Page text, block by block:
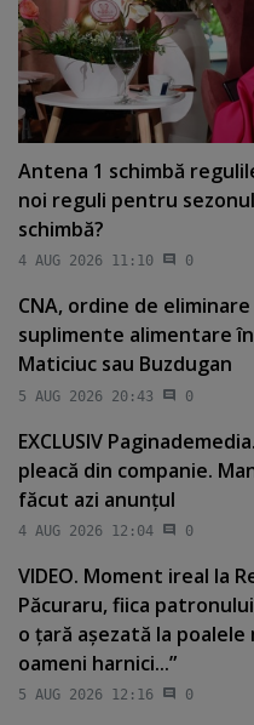
Antena 1 schimbă
noi reguli pentru
schimbă?
4 AUG 2026 11:10 0
CNA, ordine de
suplimente alimentare
Maticiuc sau Buzdugan
5 AUG 2026 20:43 0
EXCLUSIV
pleacă din companie.
făcut azi anunţul
4 AUG 2026 12:04 0
VIDEO. Moment ireal la
Păcuraru, fiica
o ţară aşezată la
oameni harnici...”
5 AUG 2026 12:16 0